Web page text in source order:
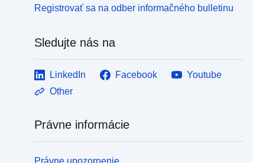
Registrovať sa na odber informačného bulletinu
Sledujte nás na
LinkedIn Facebook
Youtube
Other
Právne informácie
Právne upozornenie